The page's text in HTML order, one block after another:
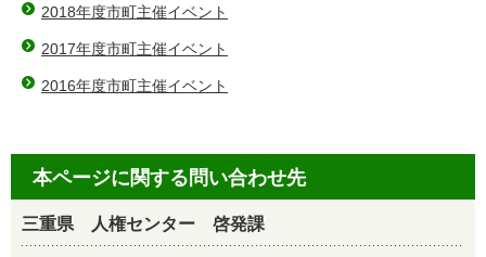
2018年度市町主催イベント
2017年度市町主催イベント
2016年度市町主催イベント
本ページに関する問い合わせ先
三重県 人権センター 啓発課